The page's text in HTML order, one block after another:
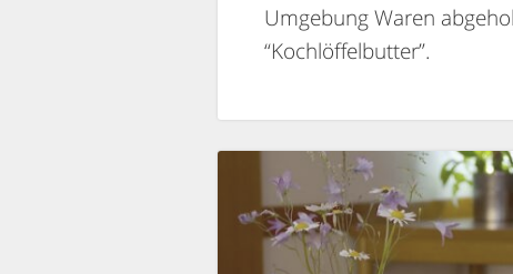
Umgebung Waren
“Kochlöffelbutter”.